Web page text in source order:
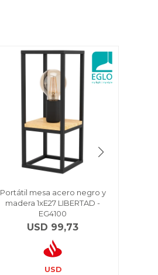
Portátil mesa acero negro y
madera 1xE27 LIBERTAD -
EG4100
USD 99,73
USD